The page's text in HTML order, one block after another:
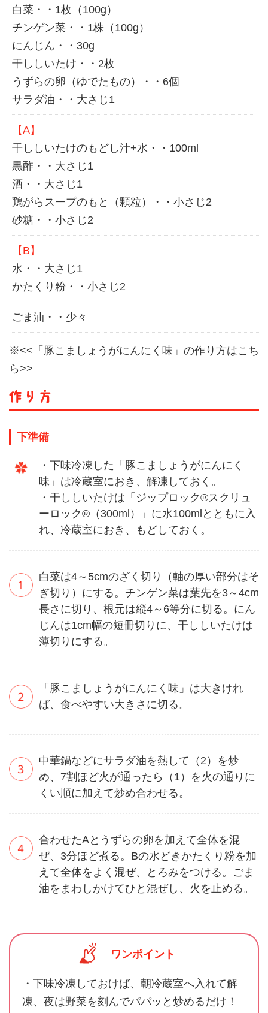
白菜・・1枚（100g）
チンゲン菜・・1株（100g）
にんじん・・30g
干ししいたけ・・2枚
うずらの卵（ゆでたもの）・・6個
サラダ油・・大さじ1
【A】
干ししいたけのもどし汁+水・・100ml
黒酢・・大さじ1
酒・・大さじ1
鶏がらスープのもと（顆粒）・・小さじ2
砂糖・・小さじ2
【B】
水・・大さじ1
かたくり粉・・小さじ2
ごま油・・少々
※<<「豚こましょうがにんにく味」の作り方はこち
ら>>
下準備
・下味冷凍した「豚こましょうがにんにく
味」は冷蔵室におき、解凍しておく。
・干ししいたけは「ジップロック®スクリュ
ーロック®（300ml）」に水100mlとともに入
れ、冷蔵室におき、もどしておく。
白菜は4～5cmのざく切り（軸の厚い部分はそ
ぎ切り）にする。チンゲン菜は葉先を3～4cm
長さに切り、根元は縦4～6等分に切る。にん
じんは1cm幅の短冊切りに、干ししいたけは
薄切りにする。
「豚こましょうがにんにく味」は大きけれ
ば、食べやすい大きさに切る。
中華鍋などにサラダ油を熱して（2）を炒
め、7割ほど火が通ったら（1）を火の通りに
くい順に加えて炒め合わせる。
合わせたAとうずらの卵を加えて全体を混
ぜ、3分ほど煮る。Bの水どきかたくり粉を加
えて全体をよく混ぜ、とろみをつける。ごま
油をまわしかけてひと混ぜし、火を止める。
ワンポイント
・下味冷凍しておけば、朝冷蔵室へ入れて解
凍、夜は野菜を刻んでパパッと炒めるだけ！